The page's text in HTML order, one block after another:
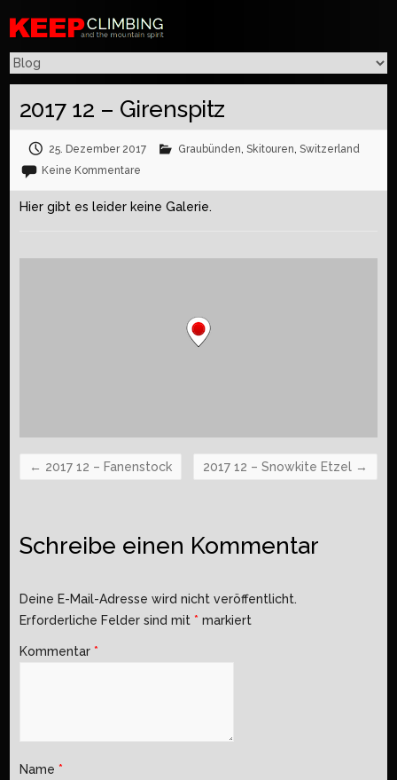
2017 12 – Girenspitz
25. Dezember 2017 Graubünden, Skitouren, Switzerland
Keine Kommentare
Hier gibt es leider keine Galerie.
← 2017 12 – Fanenstock 2017 12 – Snowkite Etzel →
Schreibe einen Kommentar
Deine E-Mail-Adresse wird nicht veröffentlicht.
Erforderliche Felder sind mit * markiert
Kommentar *
Name *